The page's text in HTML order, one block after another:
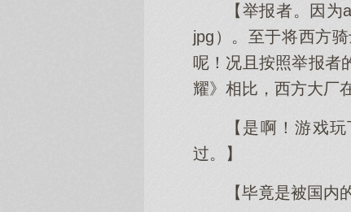
【举报者。因
jpg）。至于将西方
呢！况且按照举报者
耀》相比，西方大厂
【是啊！游戏
过。】
【毕竟是被国